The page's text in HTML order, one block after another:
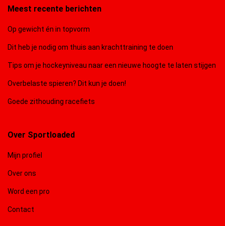
Meest recente berichten
Op gewicht én in topvorm
Dit heb je nodig om thuis aan krachttraining te doen
Tips om je hockeyniveau naar een nieuwe hoogte te laten stijgen
Overbelaste spieren? Dit kun je doen!
Goede zithouding racefiets
Over Sportloaded
Mijn profiel
Over ons
Word een pro
Contact